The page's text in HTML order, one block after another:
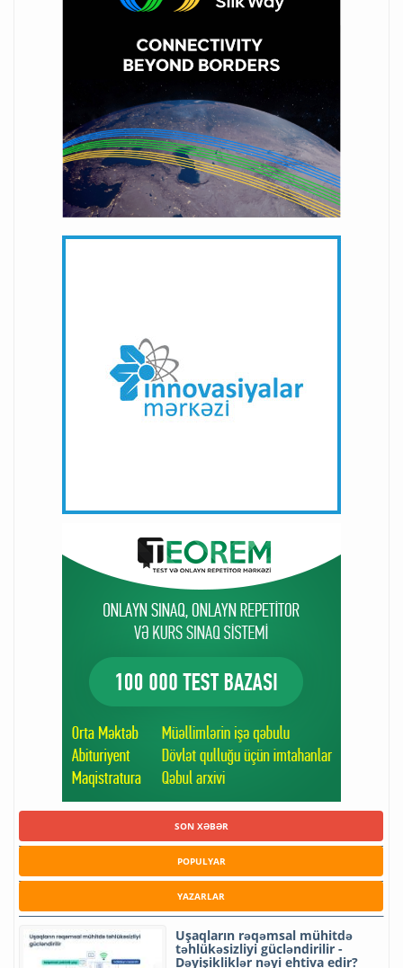
SON XƏBƏR
POPULYAR
YAZARLAR
Uşaqların rəqəmsal mühitdə
təhlükəsizliyi gücləndirilir -
Dəyişikliklər nəyi ehtiva edir?